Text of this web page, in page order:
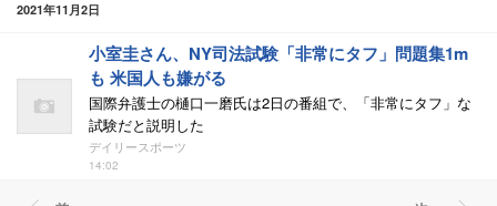
2021年11月2日
小室圭さん、NY司法試験「非常にタフ」問題集1m
も 米国人も嫌がる
国際弁護士の樋口一磨氏は2日の番組で、「非常にタフ」な
試験だと説明した
デイリースポーツ
14:02